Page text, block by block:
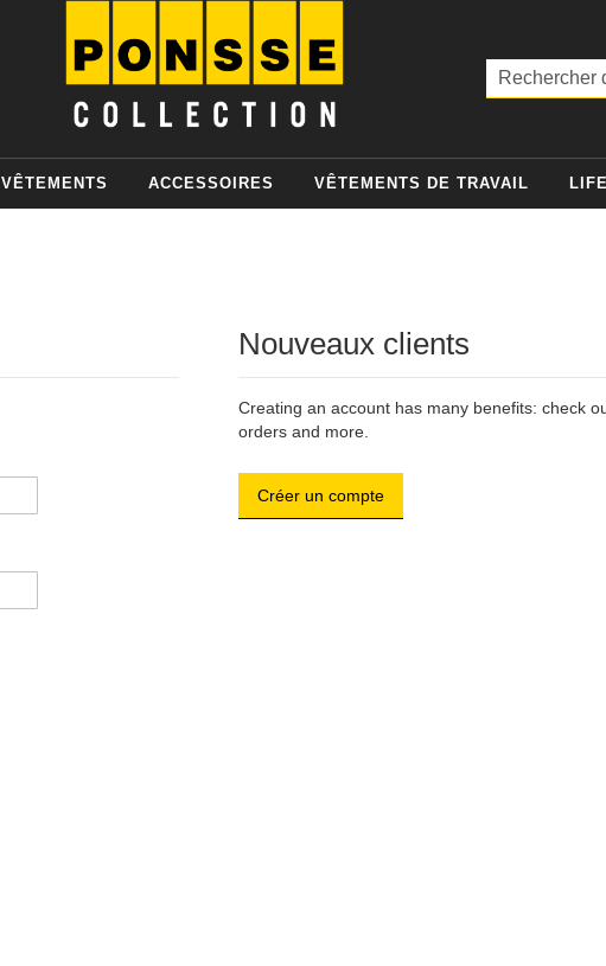
VÊTEMENTS ACCESSOIRES VÊTEMENTS DE TRAVAIL
Nouveaux clients
Creating an account has many benefits: check
orders and more.
Créer un compte